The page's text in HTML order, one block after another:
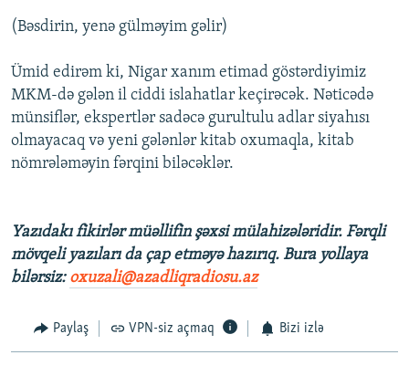
(Bəsdirin, yenə gülməyim gəlir)
Ümid edirəm ki, Nigar xanım etimad göstərdiyimiz
MKM-də gələn il ciddi islahatlar keçirəcək. Nəticədə
münsiflər, ekspertlər sadəcə gurultulu adlar siyahısı
olmayacaq və yeni gələnlər kitab oxumaqla, kitab
nömrələməyin fərqini biləcəklər.
Yazıdakı fikirlər müəllifin şəxsi mülahizələridir. Fərqli
mövqeli yazıları da çap etməyə hazırıq. Bura yollaya
bilərsiz: oxuzali@azadliqradiosu.az
Paylaş VPN-siz açmaq Bizi izlə